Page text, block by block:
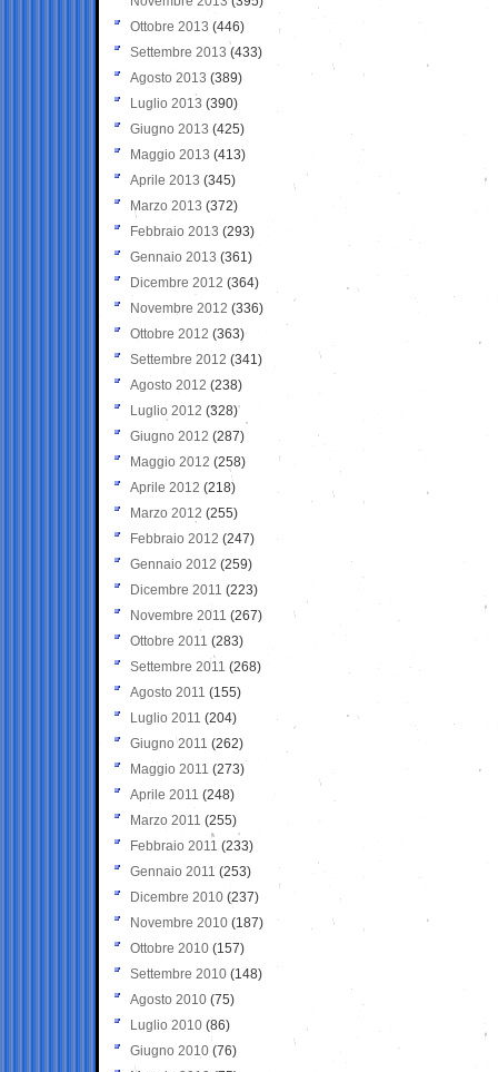
Ottobre 2013 (446)
Settembre 2013 (433)
Agosto 2013 (389)
Luglio 2013 (390)
Giugno 2013 (425)
Maggio 2013 (413)
Aprile 2013 (345)
Marzo 2013 (372)
Febbraio 2013 (293)
Gennaio 2013 (361)
Dicembre 2012 (364)
Novembre 2012 (336)
Ottobre 2012 (363)
Settembre 2012 (341)
Agosto 2012 (238)
Luglio 2012 (328)
Giugno 2012 (287)
Maggio 2012 (258)
Aprile 2012 (218)
Marzo 2012 (255)
Febbraio 2012 (247)
Gennaio 2012 (259)
Dicembre 2011 (223)
Novembre 2011 (267)
Ottobre 2011 (283)
Settembre 2011 (268)
Agosto 2011 (155)
Luglio 2011 (204)
Giugno 2011 (262)
Maggio 2011 (273)
Aprile 2011 (248)
Marzo 2011 (255)
Febbraio 2011 (233)
Gennaio 2011 (253)
Dicembre 2010 (237)
Novembre 2010 (187)
Ottobre 2010 (157)
Settembre 2010 (148)
Agosto 2010 (75)
Luglio 2010 (86)
Giugno 2010 (76)